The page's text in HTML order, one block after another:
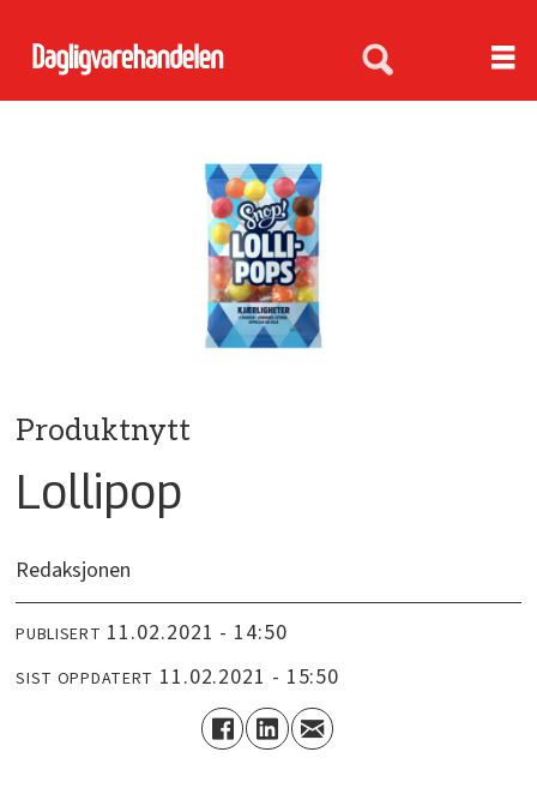
Produktnytt
Lollipop
Redaksjonen
PUBLISERT 11.02.2021 - 14:50
SIST OPPDATERT 11.02.2021 - 15:50